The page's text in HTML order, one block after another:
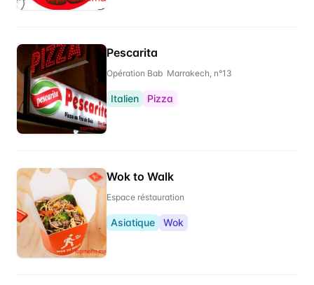
Pescarita
Opération Bab Marrakech, n°13
Italien Pizza
Wok to Walk
Espace réstauration
Asiatique Wok